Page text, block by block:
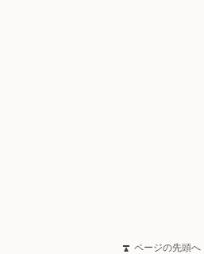
ページの先頭へ